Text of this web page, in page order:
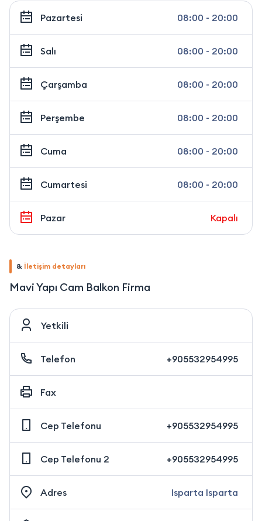
Pazartesi 08:00 - 20:00
Salı 08:00 - 20:00
Çarşamba 08:00 - 20:00
Perşembe 08:00 - 20:00
Cuma 08:00 - 20:00
Cumartesi 08:00 - 20:00
Pazar Kapalı
& İletişim detayları
Mavi Yapı Cam Balkon Firma
Yetkili
Telefon +905532954995
Fax
Cep Telefonu +905532954995
Cep Telefonu 2 +905532954995
Adres Isparta Isparta